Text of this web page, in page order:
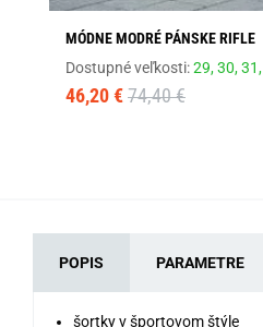
MÓDNE MODRÉ PÁNSKE RIFLE
Dostupné veľkosti:29,30,31,
46,20 € 74,40 €
POPIS PARAMETRE
šortky v športovom štýle